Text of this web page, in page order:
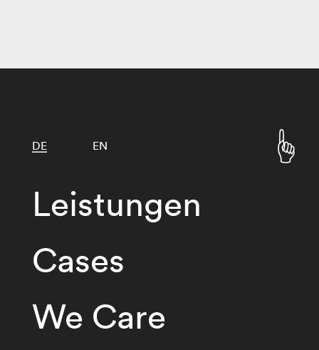
Leistungen
Cases
We Care
DE EN